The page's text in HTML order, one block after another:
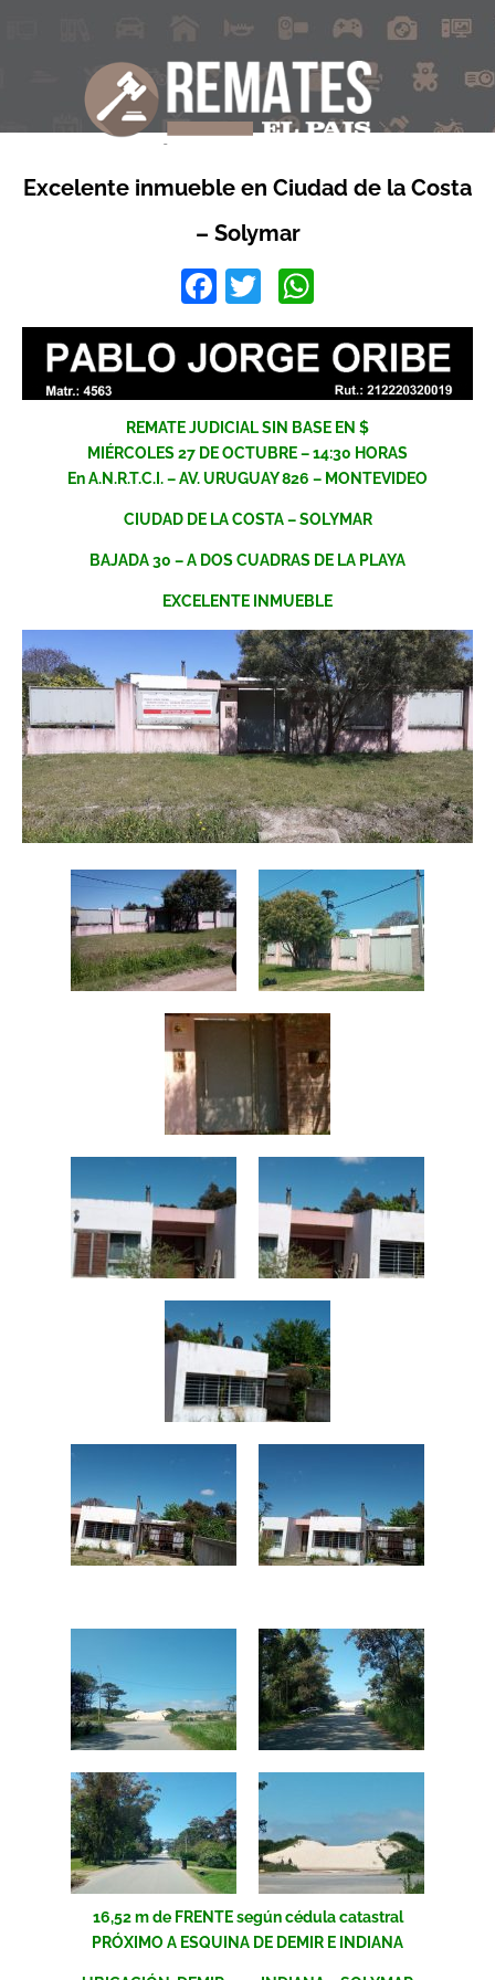
Excelente inmueble en Ciudad de la Costa
– Solymar
Facebook
Twitter
REMATE JUDICIAL SIN BASE EN $
MIÉRCOLES 27 DE OCTUBRE – 14:30 HORAS
En A.N.R.T.C.I. – AV. URUGUAY 826 – MONTEVIDEO
CIUDAD DE LA COSTA – SOLYMAR
BAJADA 30 – A DOS CUADRAS DE LA PLAYA
EXCELENTE INMUEBLE
16,52 m de FRENTE según cédula catastral
PRÓXIMO A ESQUINA DE DEMIR E INDIANA